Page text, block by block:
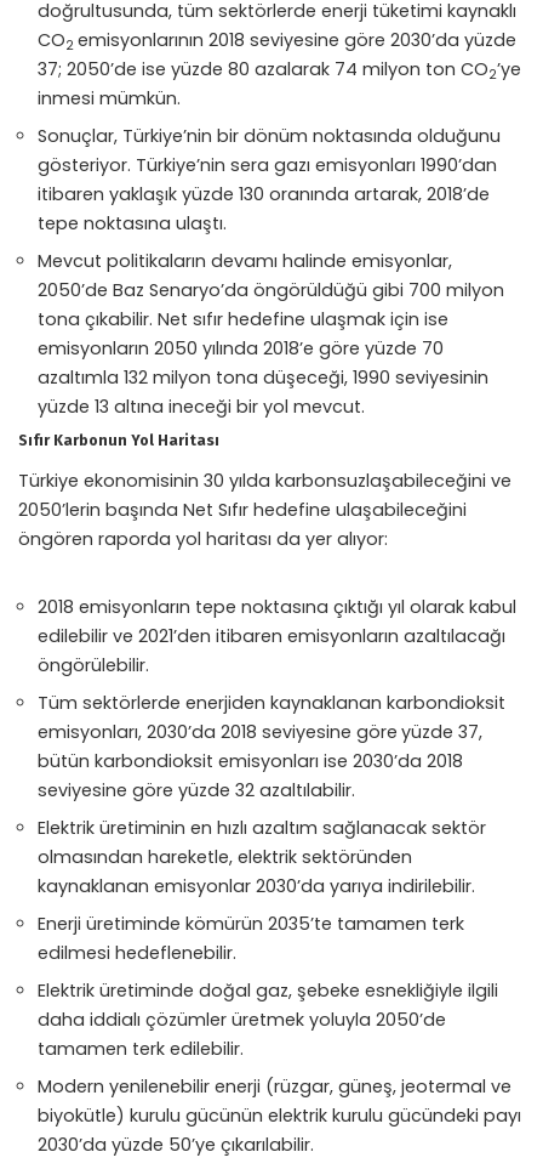
doğrultusunda, tüm sektörlerde enerji tüketimi kaynaklı
CO2 emisyonlarının 2018 seviyesine göre 2030’da yüzde
37; 2050’de ise yüzde 80 azalarak 74 milyon ton CO2’ye
inmesi mümkün.
Sonuçlar, Türkiye’nin bir dönüm noktasında olduğunu
gösteriyor. Türkiye’nin sera gazı emisyonları 1990’dan
itibaren yaklaşık yüzde 130 oranında artarak, 2018’de
tepe noktasına ulaştı.
Mevcut politikaların devamı halinde emisyonlar,
2050’de Baz Senaryo’da öngörüldüğü gibi 700 milyon
tona çıkabilir. Net sıfır hedefine ulaşmak için ise
emisyonların 2050 yılında 2018’e göre yüzde 70
azaltımla 132 milyon tona düşeceği, 1990 seviyesinin
yüzde 13 altına ineceği bir yol mevcut.
Sıfır Karbonun Yol Haritası
Türkiye ekonomisinin 30 yılda karbonsuzlaşabileceğini ve
2050’lerin başında Net Sıfır hedefine ulaşabileceğini
öngören raporda yol haritası da yer alıyor:
2018 emisyonların tepe noktasına çıktığı yıl olarak kabul
edilebilir ve 2021’den itibaren emisyonların azaltılacağı
öngörülebilir.
Tüm sektörlerde enerjiden kaynaklanan karbondioksit
emisyonları, 2030’da 2018 seviyesine göre yüzde 37,
bütün karbondioksit emisyonları ise 2030’da 2018
seviyesine göre yüzde 32 azaltılabilir.
Elektrik üretiminin en hızlı azaltım sağlanacak sektör
olmasından hareketle, elektrik sektöründen
kaynaklanan emisyonlar 2030’da yarıya indirilebilir.
Enerji üretiminde kömürün 2035’te tamamen terk
edilmesi hedeflenebilir.
Elektrik üretiminde doğal gaz, şebeke esnekliğiyle ilgili
daha iddialı çözümler üretmek yoluyla 2050’de
tamamen terk edilebilir.
Modern yenilenebilir enerji (rüzgar, güneş, jeotermal ve
biyokütle) kurulu gücünün elektrik kurulu gücündeki payı
2030’da yüzde 50’ye çıkarılabilir.